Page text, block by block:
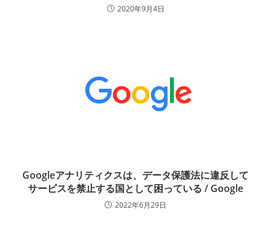
2020年9月4日
Googleアナリティクスは、データ保護法に違反して
サービスを禁止する国として困っている / Google
2022年6月29日